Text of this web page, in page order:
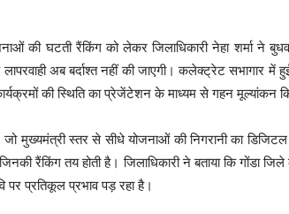
की घटती रैंकिंग को लेकर जिलाधिकारी नेहा शर्मा ने
लापरवाही अब बर्दाश्त नहीं की जाएगी। कलेक्ट्रेट सभागार में
की स्थिति का प्रेजेंटेशन के माध्यम से गहन मूल्यांकन
जो मुख्यमंत्री स्तर से सीधे योजनाओं की निगरानी का
रैंकिंग तय होती है। जिलाधिकारी ने बताया कि गोंडा
प्रतिकूल प्रभाव पड़ रहा है।